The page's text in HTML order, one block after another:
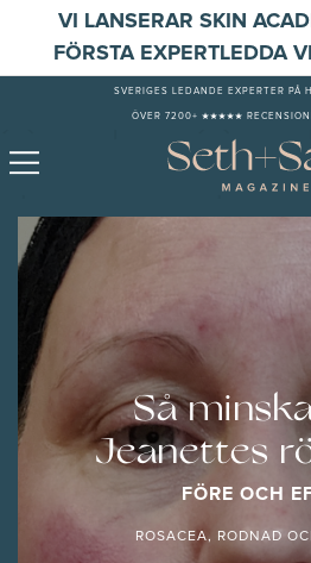
VI LANSERAR SKIN
FÖRSTA EXPERTLEDDA
SVERIGES LEDANDE EXPERTER PÅ
ÖVER 7200+ ★★★★★
Så
Jeanettes
FÖRE OCH
ROSACEA, RODNAD